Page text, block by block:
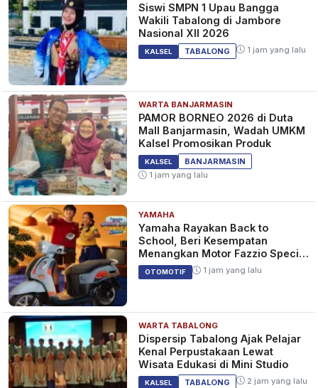
Siswi SMPN 1 Upau Bangga
Wakili Tabalong di Jambore
Nasional XII 2026
KALSEL TABALONG 1 jam yang lalu
WARTA BANJARMASIN
PAMOR BORNEO 2026 di Duta
Mall Banjarmasin, Wadah UMKM
Kalsel Promosikan Produk
KALSEL
BANJARMASIN
1 jam yang lalu
YAMAHA
Yamaha Rayakan Back to
School, Beri Kesempatan
Menangkan Motor Fazzio Special
Edition Sunset Blue
OTOMOTIF 1 jam yang lalu
WARTA TABALONG
Dispersip Tabalong Ajak Pelajar
Kenal Perpustakaan Lewat
Wisata Edukasi di Mini Studio
KALSEL TABALONG 2 jam yang lalu